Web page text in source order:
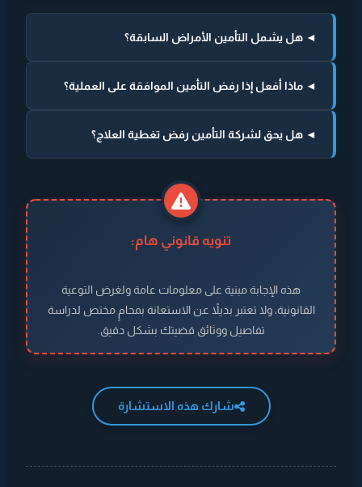
◄ هل يشمل التأمين الأمراض السابقة؟
◄ ماذا أفعل إذا رفض التأمين الموافقة على العملية؟
◄ هل يحق لشركة التأمين رفض تغطية العلاج؟
تنويه قانوني هام:
هذه الإجابة مبنية على معلومات عامة ولغرض التوعية
القانونية، ولا تعتبر بديلاً عن الاستعانة بمحامٍ مختص لدراسة
تفاصيل ووثائق قضيتك بشكل دقيق.
شارك هذه الاستشارة